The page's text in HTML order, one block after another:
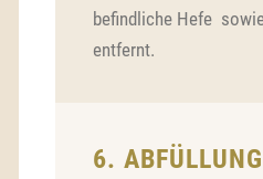
befindliche Hefe
entfernt.
6. ABFÜLLUNG